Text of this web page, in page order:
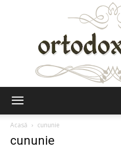
Acasă
cununie
cununie